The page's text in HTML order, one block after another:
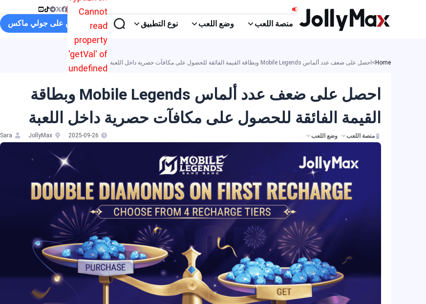
Cannot
read
property
'getVal' of
undefined
منصة اللعب وضع اللعب نوع التطبيق تسوق على جولي ماكس
Home
> احصل على ضعف عدد ألماس Mobile Legends وبطاقة القيمة الفائقة للحصول على مكافآت حصرية داخل اللعبة
احصل على ضعف عدد ألماس Mobile Legends وبطاقة
القيمة الفائقة للحصول على مكافآت حصرية داخل اللعبة
منصة اللعب وضع اللعب 2025-09-26
JollyMax
Sara